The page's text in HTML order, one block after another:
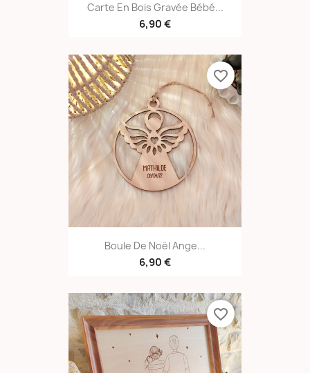
Carte En Bois Gravée Bébé...
6,90 €
Boule De Noël Ange...
6,90 €
favorite_border
favorite_border